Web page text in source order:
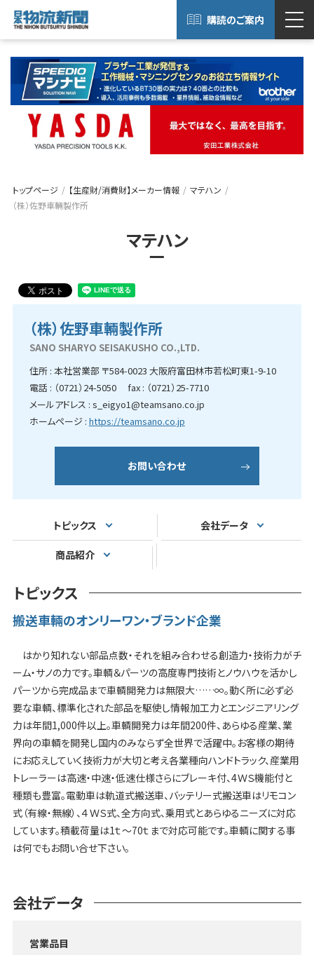
購読のご案内
トップページ 【生産財/消費財】メーカー情報
マテハン
（株）佐野車輛製作所
マテハン
（株）佐野車輛製作所
SANO SHARYO SEISAKUSHO CO.,LTD.
住所 : 本社営業部 〒584-0023 大阪府富田林市若松町東1-9-10
電話 : （0721）24-5050 fax : （0721）25-7710
メールアドレス : s_eigyo1@teamsano.co.jp
ホームページ : https://teamsano.co.jp
お問い合わせ
トピックス 会社データ
商品紹介
トピックス
搬送車輛のオンリーワン・ブランド企業
はかり知れない部品点数・それを組み合わせる創造力・技術力がチ
ーム・サノの力です。車輌＆パーツの高度専門技術とノウハウを活かし
パーツから完成品まで車輌開発力は無限大……∞。動く所に必ず必
要な車輌、標準化された部品を駆使し情報加工力とエンジニアリング
力は年間1,000件以上。車輌開発力は年間200件、あらゆる産業、業
界向の車輌を開発し国内のみならず全世界で活躍中。お客様の期待
にお応えしていく技術力が大切と考え各業種向ハンドトラック、産業用
トレーラーは高速・中速・低速仕様さらにブレーキ付、4ＷＳ機能付と
種類も豊富。電動車は軌道式搬送車、バッテリー式搬送車はリモコン
式（有線・無線）、４ＷＳ式、全方向式、乗用式とあらゆるニーズに対応
しています。積載荷量は1ｔ〜70ｔまで対応可能です。車輌に関する事
は何でもお問い合せ下さい。
会社データ
営業品目